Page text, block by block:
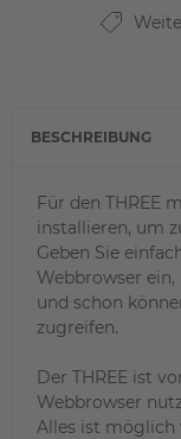
BESCHREIBUNG
Für den THREE
installieren, um
Geben Sie
Webbrowser ein,
und schon
zugreifen.
Der THREE ist
Webbrowser
Alles ist möglich